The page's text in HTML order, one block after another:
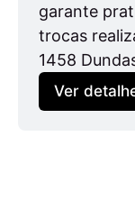
garante
trocas
1458
Ver